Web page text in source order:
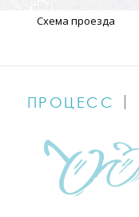
Схема проезда
ПРОЦЕСС